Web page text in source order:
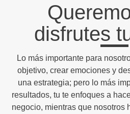
disfrutes
Lo más importante para
objetivo, crear emociones y
una estrategia; pero lo más
resultados, tu te enfoques a
negocio, mientras que nosotros